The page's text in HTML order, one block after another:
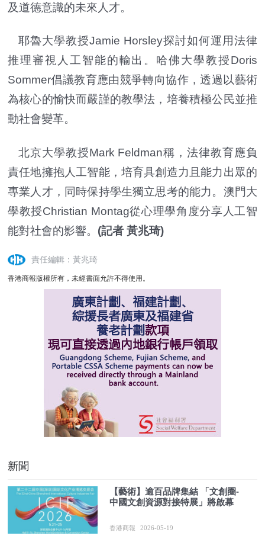
及道德意識的未來人才。
耶魯大學教授Jamie Horsley探討如何運用法律
推理審視人工智能的輸出。哈佛大學教授Doris
Sommer倡議教育應由競爭轉向協作，透過以藝術
為核心的愉快而嚴謹的教學法，培養積極公民並推
動社會變革。
北京大學教授Mark Feldman稱，法律教育應負
責任地擁抱人工智能，培育具創造力且能力出眾的
專業人才，同時保持學生獨立思考的能力。澳門大
學教授Christian Montag從心理學角度分享人工智
能對社會的影響。 (記者 黃兆琦)
責任編輯：黃兆琦
香港商報版權所有，未經書面允許不得使用。
新聞
【藝術】逾百品牌集結 「文創圈-
中國文創資源對接特展」將啟幕
香港商報 2026-05-19